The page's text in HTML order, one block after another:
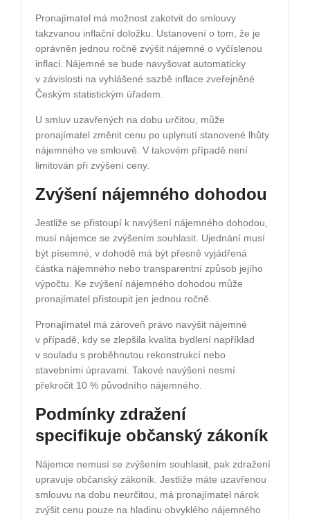
Pronajímatel má možnost zakotvit do smlouvy
takzvanou inflační doložku. Ustanovení o tom, že je
oprávněn jednou ročně zvýšit nájemné o vyčíslenou
inflaci. Nájemné se bude navyšovat automaticky
v závislosti na vyhlášené sazbě inflace zveřejněné
Českým statistickým úřadem.
U smluv uzavřených na dobu určitou, může
pronajímatel změnit cenu po uplynutí stanovené lhůty
nájemného ve smlouvě. V takovém případě není
limitován při zvýšení ceny.
Zvýšení nájemného dohodou
Jestliže se přistoupí k navýšení nájemného dohodou,
musí nájemce se zvýšením souhlasit. Ujednání musí
být písemné, v dohodě má být přesně vyjádřená
částka nájemného nebo transparentní způsob jejího
výpočtu. Ke zvýšení nájemného dohodou může
pronajímatel přistoupit jen jednou ročně.
Pronajímatel má zároveň právo navýšit nájemné
v případě, kdy se zlepšila kvalita bydlení například
v souladu s proběhnutou rekonstrukcí nebo
stavebními úpravami. Takové navýšení nesmí
překročit 10 % původního nájemného.
Podmínky zdražení
specifikuje občanský zákoník
Nájemce nemusí se zvýšením souhlasit, pak zdražení
upravuje občanský zákoník. Jestliže máte uzavřenou
smlouvu na dobu neurčitou, má pronajímatel nárok
zvýšit cenu pouze na hladinu obvyklého nájemného